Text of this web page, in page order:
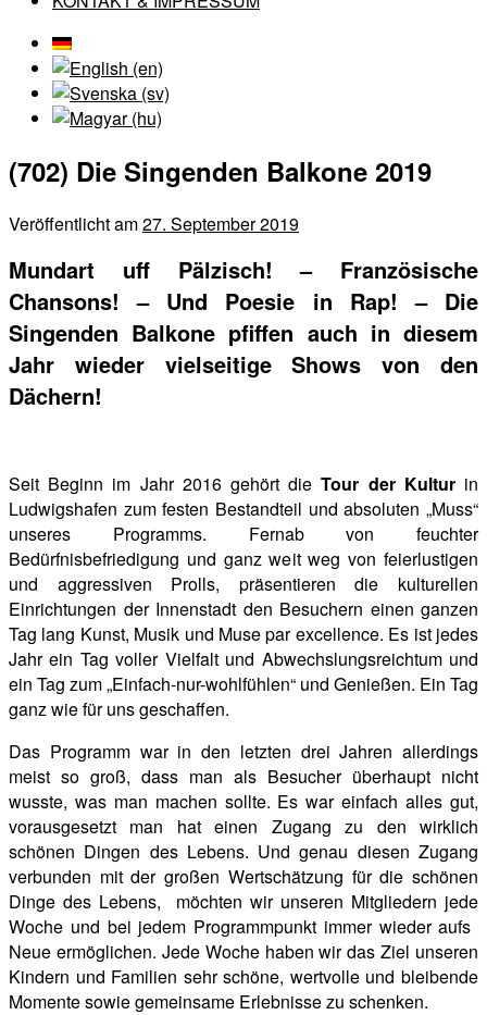
(702) Die Singenden Balkone 2019
Veröffentlicht am27. September 2019
Mundart uff Pälzisch! – Französische
Chansons! – Und Poesie in Rap! – Die
Singenden Balkone pfiffen auch in diesem
Jahr wieder vielseitige Shows von den
Dächern!
Seit Beginn im Jahr 2016 gehört dieTour der Kulturin
Ludwigshafen zum festen Bestandteil und absoluten „Muss“
unseres Programms. Fernab von feuchter
Bedürfnisbefriedigung und ganz weit weg von feierlustigen
und aggressiven Prolls, präsentieren die kulturellen
Einrichtungen der Innenstadt den Besuchern einen ganzen
Tag lang Kunst, Musik und Muse par excellence. Es ist jedes
Jahr ein Tag voller Vielfalt und Abwechslungsreichtum und
ein Tag zum „Einfach-nur-wohlfühlen“ und Genießen. Ein Tag
ganz wie für uns geschaffen.
Das Programm war in den letzten drei Jahren allerdings
meist so groß, dass man als Besucher überhaupt nicht
wusste, was man machen sollte. Es war einfach alles gut,
vorausgesetzt man hat einen Zugang zu den wirklich
schönen Dingen des Lebens. Und genau diesen Zugang
verbunden mit der großen Wertschätzung für die schönen
Dinge des Lebens, möchten wir unseren Mitgliedern jede
Woche und bei jedem Programmpunkt immer wieder aufs
Neue ermöglichen. Jede Woche haben wir das Ziel unseren
Kindern und Familien sehr schöne, wertvolle und bleibende
Momente sowie gemeinsame Erlebnisse zu schenken.